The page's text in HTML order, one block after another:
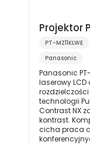
Projektor
PT-MZ11KLWE
Panasonic
Panasonic
laserowy LCD
rozdzielczości
technologii
Contrast NX
kontrast.
cicha praca